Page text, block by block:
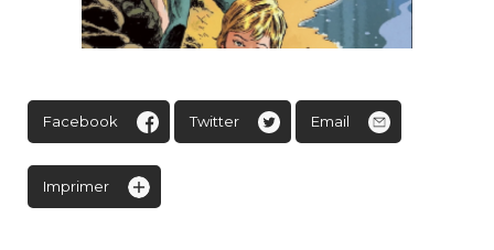
Facebook Twitter Email
Imprimer